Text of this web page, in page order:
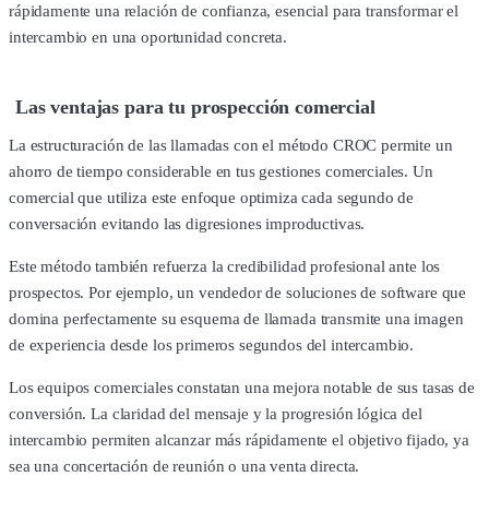
rápidamente una relación de confianza, esencial para transformar el
intercambio en una oportunidad concreta.
Las ventajas para tu prospección comercial
La estructuración de las llamadas con el método CROC permite un
ahorro de tiempo considerable en tus gestiones comerciales. Un
comercial que utiliza este enfoque optimiza cada segundo de
conversación evitando las digresiones improductivas.
Este método también refuerza la credibilidad profesional ante los
prospectos. Por ejemplo, un vendedor de soluciones de software que
domina perfectamente su esquema de llamada transmite una imagen
de experiencia desde los primeros segundos del intercambio.
Los equipos comerciales constatan una mejora notable de sus tasas de
conversión. La claridad del mensaje y la progresión lógica del
intercambio permiten alcanzar más rápidamente el objetivo fijado, ya
sea una concertación de reunión o una venta directa.